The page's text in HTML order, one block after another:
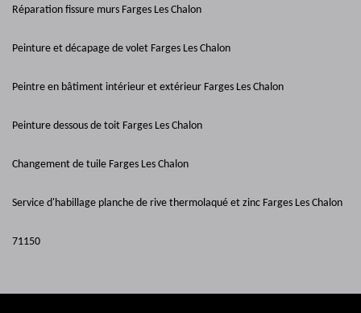
Réparation fissure murs Farges Les Chalon
Peinture et décapage de volet Farges Les Chalon
Peintre en bâtiment intérieur et extérieur Farges Les Chalon
Peinture dessous de toit Farges Les Chalon
Changement de tuile Farges Les Chalon
Service d'habillage planche de rive thermolaqué et zinc Farges Les Chalon
71150